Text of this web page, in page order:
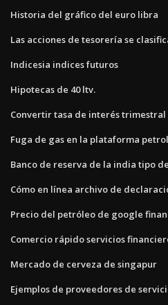
Historia del gráfico del euro libra
Las acciones de tesorería se
Indicesia indices futuros
Hipotecas de 40 ltv.
Convertir tasa de interés trimestral
Fuga de gas en la plataforma
Banco de reserva de la india tipo
Cómo en línea archivo de
Precio del petróleo de google
Comercio rápido servicios
Mercado de cerveza de singapur
Ejemplos de proveedores de